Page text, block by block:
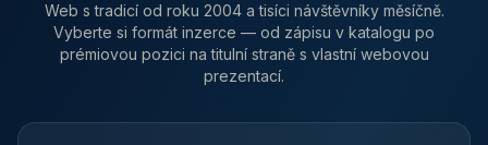
Web s tradicí od roku 2004 a tisíci návštěvníky měsíčně.
Vyberte si formát inzerce — od zápisu v katalogu po
prémiovou pozici na titulní straně s vlastní webovou
prezentací.